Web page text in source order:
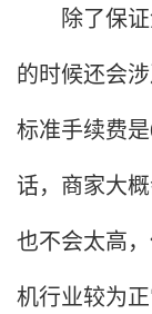
除了保证
的时候还会
标准手续费
话，商家大
也不会太高
机行业较为